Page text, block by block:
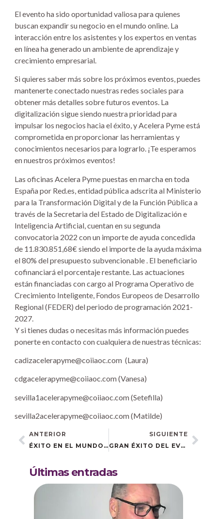
El evento ha sido oportunidad valiosa para quienes
buscan expandir su negocio en el mundo online. La
interacción entre los asistentes y los expertos en ventas
en línea ha generado un ambiente de aprendizaje y
crecimiento empresarial.
Si quieres saber más sobre los próximos eventos, puedes
mantenerte conectado nuestras redes sociales para
obtener más detalles sobre futuros eventos. La
digitalización sigue siendo nuestra prioridad para
impulsar los negocios hacia el éxito, y Acelera Pyme está
comprometida en proporcionar las herramientas y
conocimientos necesarios para lograrlo. ¡Te esperamos
en nuestros próximos eventos!
Las oficinas Acelera Pyme puestas en marcha en toda
España por Red.es, entidad pública adscrita al Ministerio
para la Transformación Digital y de la Función Pública a
través de la Secretaria del Estado de Digitalización e
Inteligencia Artificial, cuentan en su segunda
convocatoria 2022 con un importe de ayuda concedida
de 11.830.851,68€ siendo el importe de la ayuda máxima
el 80% del presupuesto subvencionable . El beneficiario
cofinanciará el porcentaje restante. Las actuaciones
están financiadas con cargo al Programa Operativo de
Crecimiento Inteligente, Fondos Europeos de Desarrollo
Regional (FEDER) del periodo de programación 2021-
2027.
Y si tienes dudas o necesitas más información puedes
ponerte en contacto con cualquiera de nuestras técnicas:
cadizacelerapyme@coiiaoc.com (Laura)
cdgacelerapyme@coiiaoc.com (Vanesa)
sevilla1acelerapyme@coiiaoc.com (Setefilla)
sevilla2acelerapyme@coiiaoc.com (Matilde)
ANTERIOR
ÉXITO EN EL MUNDO DIGITAL: RESUMEN DEL EVENTO CELEBRADO EN ESTEPA
SIGUIENTE
GRAN ÉXITO DEL EVENTO SOBRE REDES SOCIALES CELEBRADO EN UTRERA
Últimas entradas